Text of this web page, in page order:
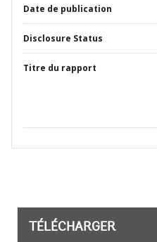
Date de publication
Disclosure Status
Titre du rapport
TÉLÉCHARGER